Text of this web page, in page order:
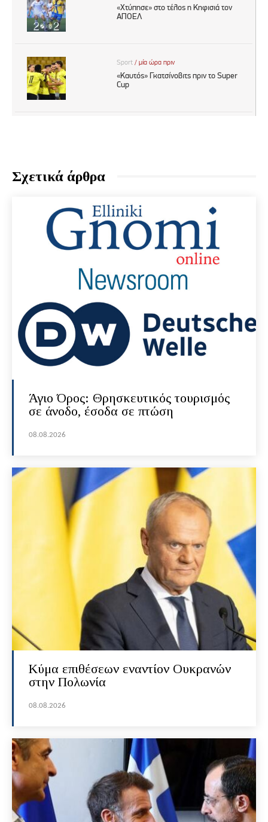
Σχετικά άρθρα
Άγιο Όρος: Θρησκευτικός τουρισμός
σε άνοδο, έσοδα σε πτώση
08.08.2026
Κύμα επιθέσεων εναντίον Ουκρανών
στην Πολωνία
08.08.2026